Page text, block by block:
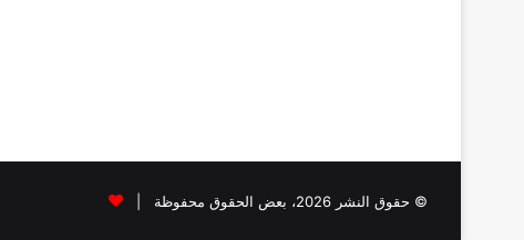
© حقوق النشر 2026، بعض الحقوق محفوظة |